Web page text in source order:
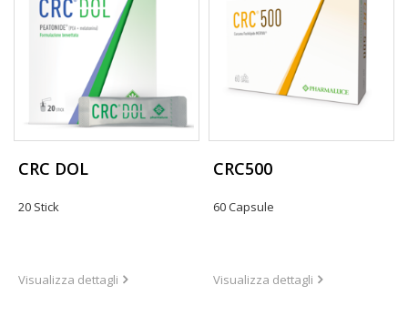
CRC DOL
20 Stick
Visualizza dettagli
CRC500
60 Capsule
Visualizza dettagli